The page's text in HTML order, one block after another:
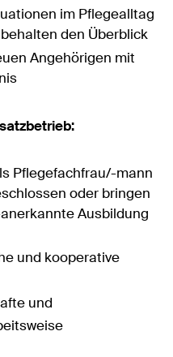
im Pflegealltag
den Überblick
Angehörigen mit
Pflegefachfrau/-mann
oder bringen
Ausbildung
und kooperative
und